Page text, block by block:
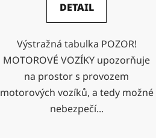
DETAIL
Výstražná tabulka POZOR!
MOTOROVÉ VOZÍKY upozorňuje
na prostor s provozem
motorových vozíků, a tedy možné
nebezpečí...